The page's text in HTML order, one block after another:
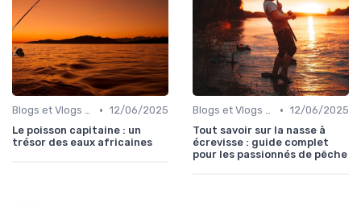
Blogs et Vlogs sur la Pêche • 12/06/2025
Le poisson capitaine : un
trésor des eaux africaines
Blogs et Vlogs sur la Pêche • 12/06/2025
Tout savoir sur la nasse à
écrevisse : guide complet
pour les passionnés de pêche